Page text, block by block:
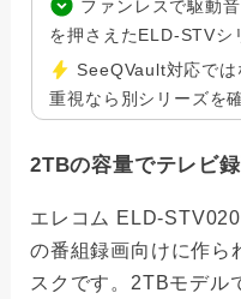
ファンレスで駆動
を押さえたELD-STVシ
SeeQVault対応で
重視なら別シリーズを
2TBの容量でテレビ
エレコム ELD-
の番組録画向けに作ら
スクです。2TBモデル